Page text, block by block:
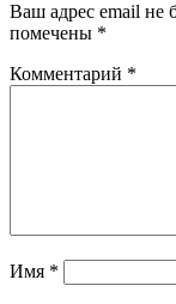
Ваш адрес email не
помечены *
Комментарий *
Имя *